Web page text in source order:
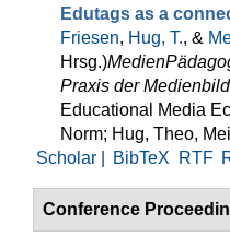
Edutags as a
Friesen, Hug, T., &
Hrsg.)
Praxis der
Educational Media
Norm; Hug, Theo,
Scholar |
BibTeX RTF
Conference